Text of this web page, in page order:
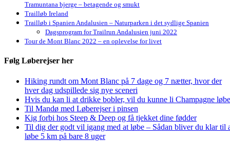
Tramuntana bjerge – betagende og smukt
Trailløb Ireland
Trailløb i Spanien Andalusien – Naturparken i det sydlige Spanien
Dagsprogram for Trailrun Andalusien juni 2022
Tour de Mont Blanc 2022 – en oplevelse for livet
Følg Løberejser her
Hiking rundt om Mont Blanc på 7 dage og 7 nætter, hvor der
hver dag udspillede sig nye sceneri
Hvis du kan li at drikke bobler, vil du kunne li Champagne
Til Mandø med Løberejser i pinsen
Kig forbi hos Steep & Deep og få tjekket dine fødder
Til dig der godt vil igang med at løbe – Sådan bliver du klar til
løbe 5 km på bare 8 uger